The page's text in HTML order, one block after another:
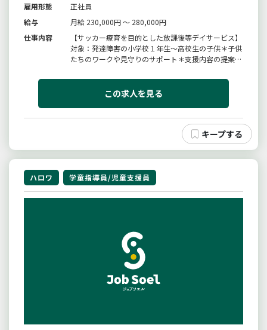
雇用形態
正社員
給与
月給 230,000円 ～ 280,000円
仕事内容
【サッカー療育を目的とした放課後等デイサービス】
対象：発達障害の小学校１年生〜高校生の子供＊子供
たちのワークや見守りのサポート＊支援内容の提案＊
範囲：変更なし
この求人を見る
ハロワ 学童指導員/児童支援員